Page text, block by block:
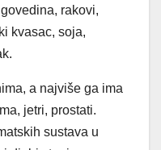
rakovi,
kvasac, soja,
a najviše ga ima
jetri, prostati.
sustava u